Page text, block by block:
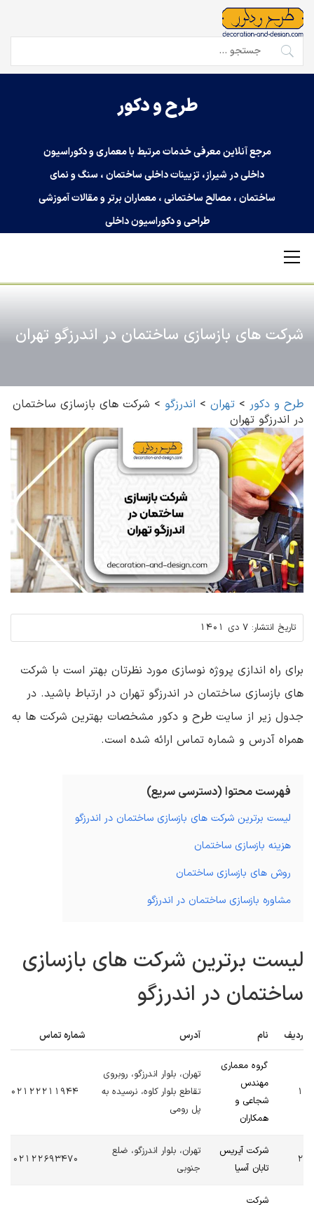
Skip
content
جستجو
برای:
طرح و دکور
مرجع آنلاین معرفی خدمات مرتبط با معماری و دکوراسیون
داخلی در شیراز، تزیینات داخلی ساختمان ، سنگ و نمای
ساختمان ، مصالح ساختمانی ، معماران برتر و مقالات آموزشی
طراحی و دکوراسیون داخلی
شرکت های بازسازی ساختمان در اندرزگو تهران
طرح و دکور > تهران > اندرزگو > شرکت های بازسازی ساختمان
در اندرزگو تهران
تاریخ انتشار: 7 دی 1401
برای راه اندازی پروژه نوسازی مورد نظرتان بهتر است با شرکت
های بازسازی ساختمان در اندرزگو تهران در ارتباط باشید. در
جدول زیر از سایت طرح و دکور مشخصات بهترین شرکت ها به
همراه آدرس و شماره تماس ارائه شده است.
فهرست محتوا (دسترسی سریع)
لیست برترین شرکت های بازسازی ساختمان در اندرزگو
هزینه بازسازی ساختمان
روش های بازسازی ساختمان
مشاوره بازسازی ساختمان در اندرزگو
لیست برترین شرکت های بازسازی
ساختمان در اندرزگو
ردیف نام آدرس شماره تماس
1
گروه معماری
مهندس
شجاعی و
همکاران
تهران، بلوار اندرزگو، روبروی
تقاطع بلوار کاوه، نرسیده به
پل رومی
02122211944
2
شرکت آیریس
تابان آسیا
تهران، بلوار اندرزگو، ضلع
جنوبی
02122693470
شرکت